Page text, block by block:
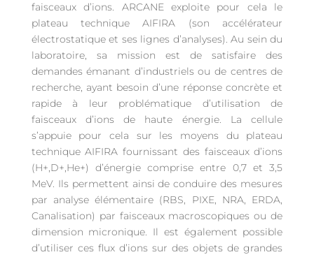
faisceaux d’ions. ARCANE exploite pour cela le
plateau technique AIFIRA (son accélérateur
électrostatique et ses lignes d’analyses). Au sein du
laboratoire, sa mission est de satisfaire des
demandes émanant d’industriels ou de centres de
recherche, ayant besoin d’une réponse concrète et
rapide à leur problématique d’utilisation de
faisceaux d’ions de haute énergie. La cellule
s’appuie pour cela sur les moyens du plateau
technique AIFIRA fournissant des faisceaux d’ions
(H+,D+,He+) d’énergie comprise entre 0,7 et 3,5
MeV. Ils permettent ainsi de conduire des mesures
par analyse élémentaire (RBS, PIXE, NRA, ERDA,
Canalisation) par faisceaux macroscopiques ou de
dimension micronique. Il est également possible
d’utiliser ces flux d’ions sur des objets de grandes